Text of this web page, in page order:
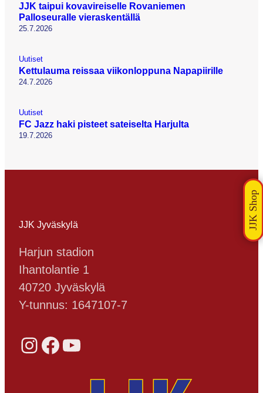
JJK taipui kovavireiselle Rovaniemen
Palloseuralle vieraskentällä
25.7.2026
Uutiset
Kettulauma reissaa viikonloppuna Napapiirille
24.7.2026
Uutiset
FC Jazz haki pisteet sateiselta Harjulta
19.7.2026
JJK Jyväskylä
Harjun stadion
Ihantolantie 1
40720 Jyväskylä
Y-tunnus: 1647107-7
Instagram Facebook YouTube